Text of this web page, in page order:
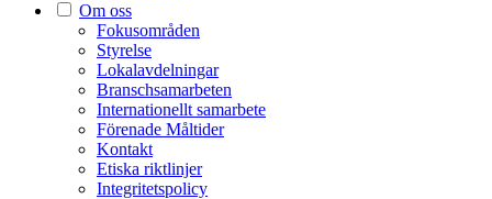
Om oss
Fokusområden
Styrelse
Lokalavdelningar
Branschsamarbeten
Internationellt samarbete
Förenade Måltider
Kontakt
Etiska riktlinjer
Integritetspolicy